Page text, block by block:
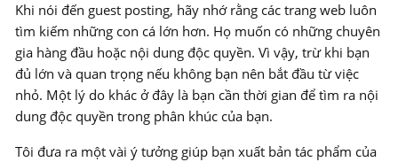
Khi nói đến guest posting, hãy nhớ rằng các trang web luôn
tìm kiếm những con cá lớn hơn. Họ muốn có những chuyên
gia hàng đầu hoặc nội dung độc quyền. Vì vậy, trừ khi bạn
đủ lớn và quan trọng nếu không bạn nên bắt đầu từ việc
nhỏ. Một lý do khác ở đây là bạn cần thời gian để tìm ra nội
dung độc quyền trong phân khúc của bạn.
Tôi đưa ra một vài ý tưởng giúp bạn xuất bản tác phẩm của